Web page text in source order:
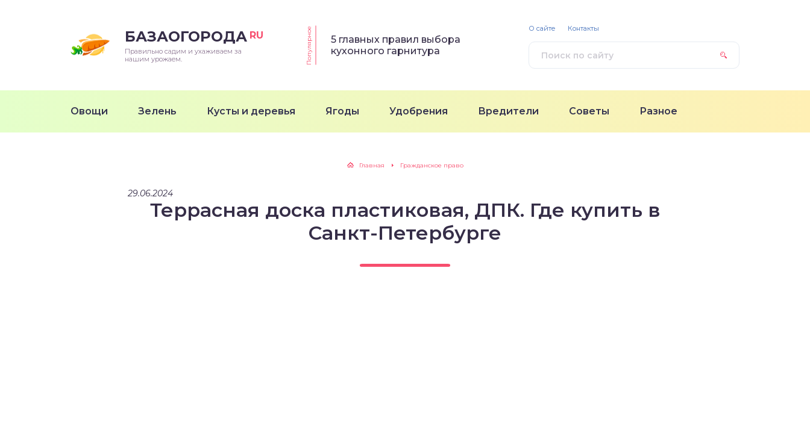
БАЗАОГОРОДА RU
Правильно садим и ухаживаем за
нашим урожаем.
Популярное
5 главных правил выбора
кухонного гарнитура
Овощи Зелень Кусты и деревья Ягоды Удобрения Вредители Советы Разное
О сайте Контакты
Главная Гражданское право
29.06.2024
Террасная доска пластиковая, ДПК. Где купить в
Санкт-Петербурге